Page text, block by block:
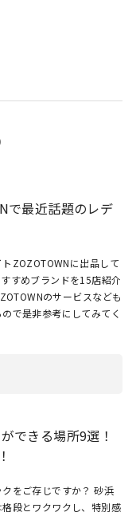
で最近話題のレデ
ZOZOTOWNに出品して
すめブランドを15店紹介
のサービスなども
で是非参考にしてみてく
できる場所9選！
をご存じですか？ 砂浜
段とワクワクし、特別感